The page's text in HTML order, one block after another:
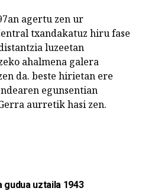
agertu zen ur
txandakatuz hiru fase
luzeetan
ahalmena galera
da. beste hirietan ere
egunsentian
aurretik hasi zen.
uztaila 1943